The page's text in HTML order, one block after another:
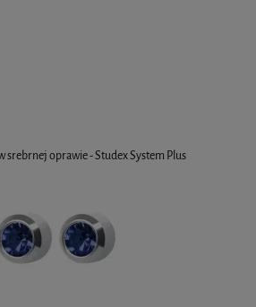
srebrnej oprawie - Studex System Plus